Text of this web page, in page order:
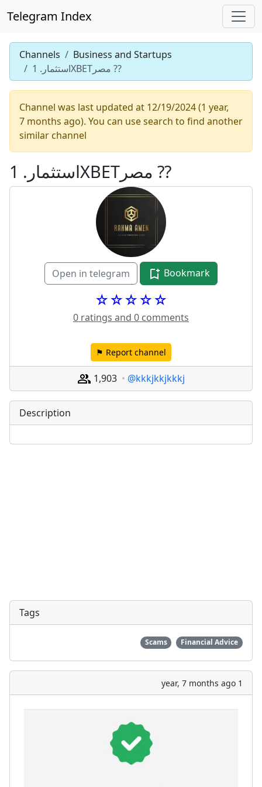
Telegram Index
Channels
Business and Startups
استثمار. 1XBETمصر ??
Channel was last updated at 12/19/2024 (1 year,
7 months ago). You can use search to find another
similar channel
استثمار. 1XBETمصر ??
Open in telegram Bookmark
☆☆☆☆☆
0 ratings and 0 comments
⚑ Report channel
1,903 @kkkjkkjkkkj
Description
Tags
Financial Advice
Scams
1 year, 7 months ago